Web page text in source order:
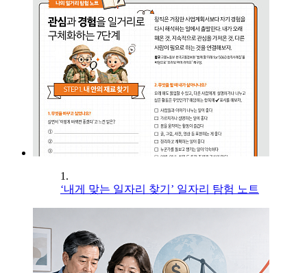
1.
‘내게 맞는 일자리 찾기’ 일자리 탐험 노트